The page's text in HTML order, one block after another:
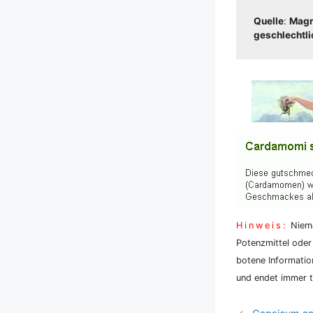
Quel­le:
Hin­weis:
Potenz­mit­tel
bo­te­ne
und endet immer